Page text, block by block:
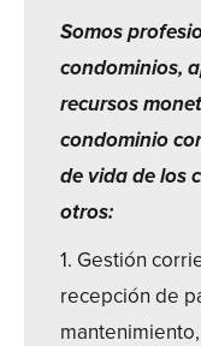
Somos
condominios,
recursos
condominio
de vida de los
otros:
1. Gestión
recepción de